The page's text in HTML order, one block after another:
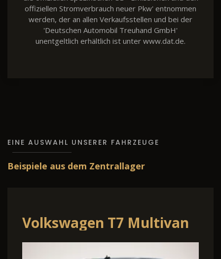
offiziellen Stromverbrauch neuer Pkw' entnommen
werden, der an allen Verkaufsstellen und bei der
'Deutschen Automobil Treuhand GmbH'
unentgeltlich erhältlich ist unter www.dat.de.
EINE AUSWAHL UNSERER FAHRZEUGE
Beispiele aus dem Zentrallager
Volkswagen T7 Multivan